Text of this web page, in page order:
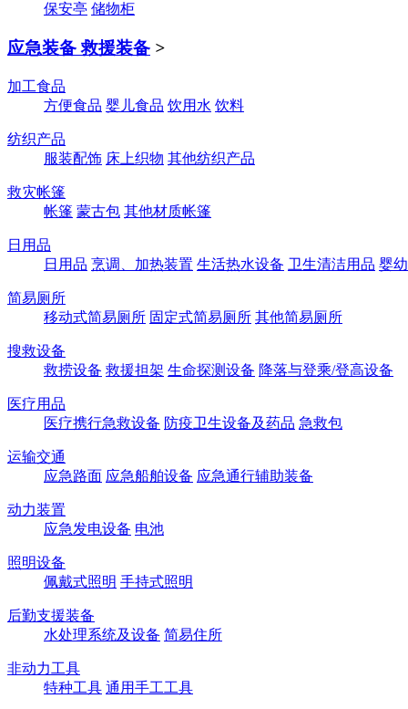
保安亭 储物柜
应急装备 救援装备 >
加工食品
方便食品 婴儿食品 饮用水 饮料
纺织产品
服装配饰 床上织物 其他纺织产品
救灾帐篷
帐篷 蒙古包 其他材质帐篷
日用品
日用品 烹调、加热装置 生活热水设备 卫生清洁用品 婴
简易厕所
移动式简易厕所 固定式简易厕所 其他简易厕所
搜救设备
救捞设备 救援担架 生命探测设备 降落与登乘/登高设备
医疗用品
医疗携行急救设备 防疫卫生设备及药品 急救包
运输交通
应急路面 应急船舶设备 应急通行辅助装备
动力装置
应急发电设备 电池
照明设备
佩戴式照明 手持式照明
后勤支援装备
水处理系统及设备 简易住所
非动力工具
特种工具 通用手工工具